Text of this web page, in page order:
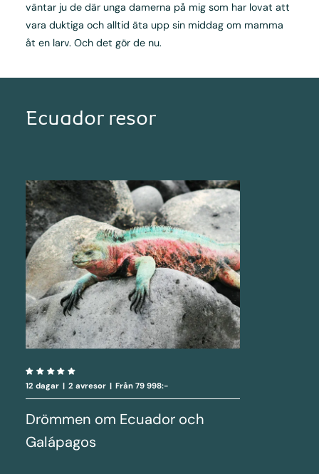
väntar ju de där unga damerna på mig som har lovat att
vara duktiga och alltid äta upp sin middag om mamma
åt en larv. Och det gör de nu.
Ecuador resor
12 dagar | 2 avresor | Från 79 998:-
Drömmen om Ecuador och
Galápagos